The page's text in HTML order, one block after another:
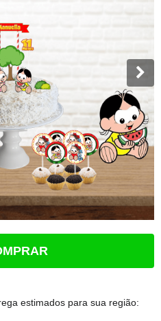
estimados para sua região: